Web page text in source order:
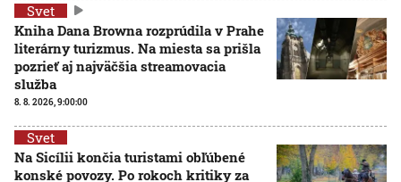
Svet
Kniha Dana Browna rozprúdila v Prahe
literárny turizmus. Na miesta sa prišla
pozrieť aj najväčšia streamovacia
služba
8. 8. 2026, 9:00:00
Svet
Na Sicílii končia turistami obľúbené
konské povozy. Po rokoch kritiky za